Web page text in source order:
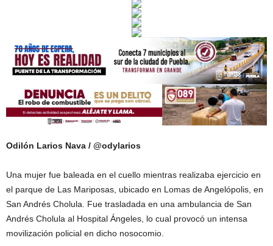
Odilón Larios Nava / @odylarios
Una mujer fue baleada en el cuello mientras realizaba ejercicio en
el parque de Las Mariposas, ubicado en Lomas de Angelópolis, en
San Andrés Cholula. Fue trasladada en una ambulancia de San
Andrés Cholula al Hospital Ángeles, lo cual provocó un intensa
movilización policial en dicho nosocomio.